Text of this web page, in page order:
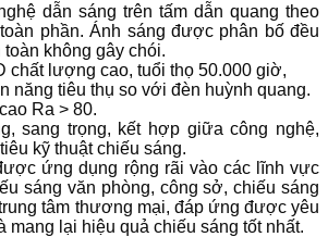
dẫn sáng trên tấm dẫn quang theo
phần. Ánh sáng được phân bố đều
không gây chói.
chất lượng cao, tuổi thọ 50.000 giờ,
năng tiêu thụ so với đèn huỳnh quang.
Ra > 80.
sang trọng, kết hợp giữa công nghệ,
kỹ thuật chiếu sáng.
ứng dụng rộng rãi vào các lĩnh vực
sáng văn phòng, công sở, chiếu sáng
tâm thương mại, đáp ứng được yêu
mang lại hiệu quả chiếu sáng tốt nhất.